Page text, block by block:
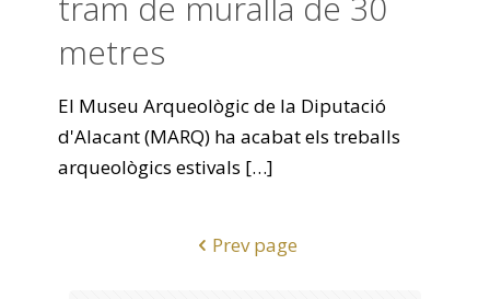
metres
El Museu Arqueològic de la Diputació
d'Alacant (MARQ) ha acabat els treballs
arqueològics estivals […]
Prev page